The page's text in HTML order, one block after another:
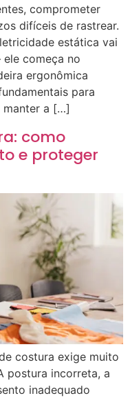
comprometer
difíceis de rastrear.
estática vai
começa no
ergonômica
para
manter a […]
como
e proteger
costura exige muito
postura incorreta, a
inadequado